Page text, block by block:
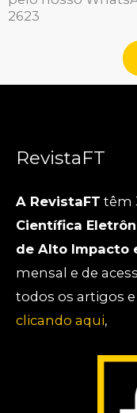
2623
RevistaFT
A RevistaFT têm
Científica
de Alto Impacto
mensal e de
todos os artigos
clicando aqui,